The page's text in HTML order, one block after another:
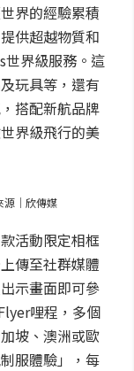
界的經驗累積
供超越物質和
世界級服務。這
玩具等，還有
搭配新航品牌
界級飛行的美
源｜欣傳媒
活動限定相框
傳至社群媒體
示畫面即可參
哩程，多個
坡、澳洲或歐
服體驗」，每